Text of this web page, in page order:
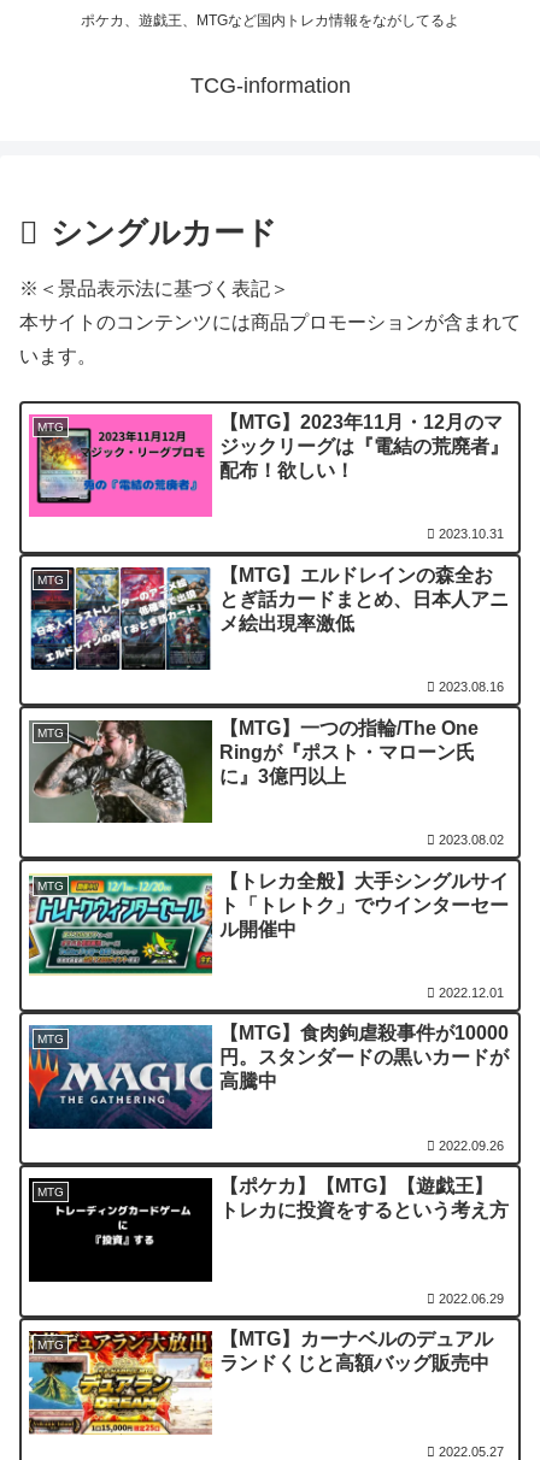
ポケカ、遊戯王、MTGなど国内トレカ情報をながしてるよ
TCG-information
シングルカード
※＜景品表示法に基づく表記＞
本サイトのコンテンツには商品プロモーションが含まれて
います。
MTG
【MTG】2023年11月・12月のマ
ジックリーグは『電結の荒廃者』
配布！欲しい！
2023.10.31
MTG
【MTG】エルドレインの森全お
とぎ話カードまとめ、日本人アニ
メ絵出現率激低
2023.08.16
MTG
【MTG】一つの指輪/The One
Ringが『ポスト・マローン氏
に』3億円以上
2023.08.02
MTG
【トレカ全般】大手シングルサイ
ト「トレトク」でウインターセー
ル開催中
2022.12.01
MTG
【MTG】食肉鉤虐殺事件が10000
円。スタンダードの黒いカードが
高騰中
2022.09.26
MTG
【ポケカ】【MTG】【遊戯王】
トレカに投資をするという考え方
2022.06.29
MTG
【MTG】カーナベルのデュアル
ランドくじと高額バッグ販売中
2022.05.27